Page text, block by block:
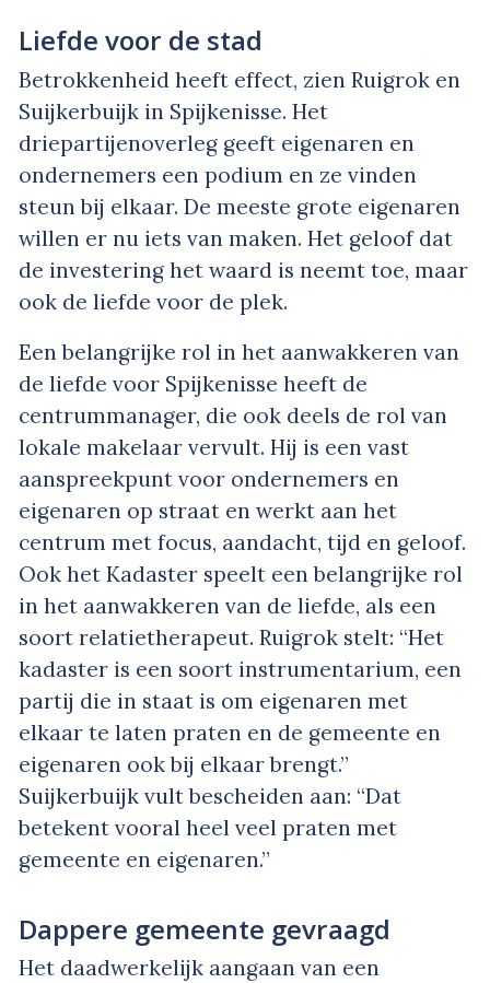
Liefde voor de stad
Betrokkenheid heeft effect, zien Ruigrok en
Suijkerbuijk in Spijkenisse. Het
driepartijenoverleg geeft eigenaren en
ondernemers een podium en ze vinden
steun bij elkaar. De meeste grote eigenaren
willen er nu iets van maken. Het geloof dat
de investering het waard is neemt toe, maar
ook de liefde voor de plek.
Een belangrijke rol in het aanwakkeren van
de liefde voor Spijkenisse heeft de
centrummanager, die ook deels de rol van
lokale makelaar vervult. Hij is een vast
aanspreekpunt voor ondernemers en
eigenaren op straat en werkt aan het
centrum met focus, aandacht, tijd en geloof.
Ook het Kadaster speelt een belangrijke rol
in het aanwakkeren van de liefde, als een
soort relatietherapeut. Ruigrok stelt: “Het
kadaster is een soort instrumentarium, een
partij die in staat is om eigenaren met
elkaar te laten praten en de gemeente en
eigenaren ook bij elkaar brengt.”
Suijkerbuijk vult bescheiden aan: “Dat
betekent vooral heel veel praten met
gemeente en eigenaren.”
Dappere gemeente gevraagd
Het daadwerkelijk aangaan van een